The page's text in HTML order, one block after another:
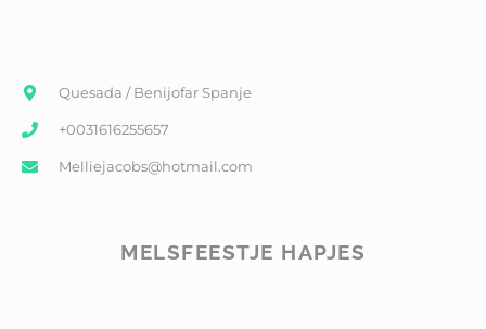
Quesada / Benijofar Spanje
+0031616255657
Melliejacobs@hotmail.com
MELSFEESTJE HAPJES